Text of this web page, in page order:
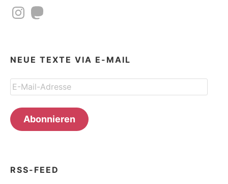
InstagramMastodon
NEUE TEXTE VIA E-MAIL
E-
Mail-
Adresse
Abonnieren
RSS-FEED